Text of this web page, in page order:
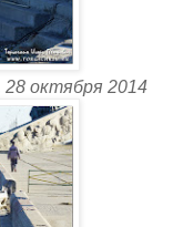
октября 2014